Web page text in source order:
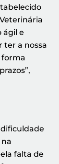
ágil e
ter a nossa
forma
falta de